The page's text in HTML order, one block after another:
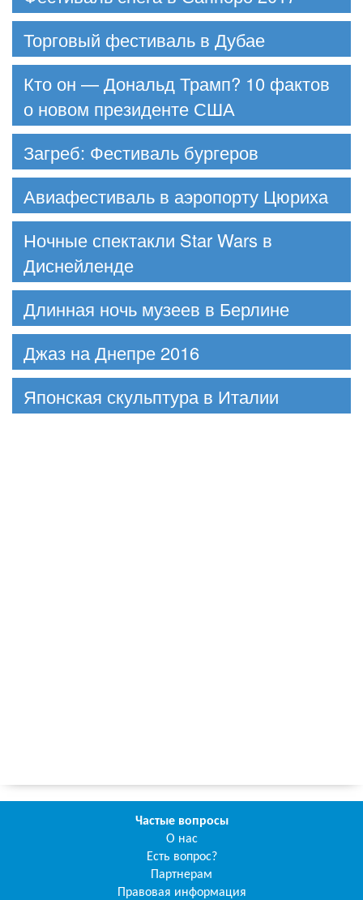
Торговый фестиваль в Дубае
Кто он — Дональд Трамп? 10 фактов
о новом президенте США
Загреб: Фестиваль бургеров
Авиафестиваль в аэропорту Цюриха
Ночные спектакли Star Wars в
Диснейленде
Длинная ночь музеев в Берлине
Джаз на Днепре 2016
Японская скульптура в Италии
Частые вопросы
О нас
Есть вопрос?
Партнерам
Правовая информация